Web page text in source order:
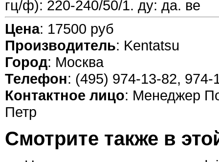
гц/ф): 220-240/50/1. ду: да. ве
Цена: 17500 руб
Производитель: Kentatsu
Город: Москва
Телефон: (495) 974-13-82, 974-
Контактное лицо: Менеджер
Петр
Смотрите также в